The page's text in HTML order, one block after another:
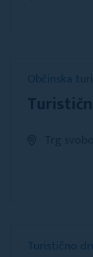
Občinska
Turistično